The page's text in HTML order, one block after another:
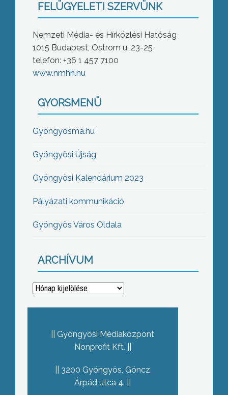
FELÜGYELETI SZERVÜNK
Nemzeti Média- és Hírközlési Hatóság
1015 Budapest, Ostrom u. 23-25
telefon: +36 1 457 7100
www.nmhh.hu
GYORSMENÜ
Gyöngyösma.hu
Gyöngyösi Újság
Gyöngyösi Kalendárium 2023
Pályázati kommunikáció
Gyöngyös Város Oldala
ARCHÍVUM
Archívum
Gyöngyösi Médiaközpont
Nonprofit Kft.
3200 Gyöngyös, Göncz
Árpád utca 4.